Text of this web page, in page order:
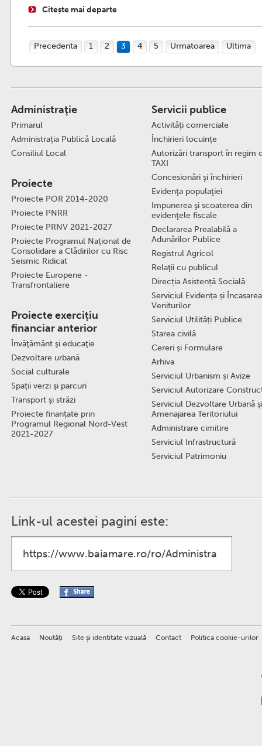
Citește mai departe
Precedenta 1 2 3 4 5 Urmatoarea Ultima
Administraţie
Primarul
Administrația Publică Locală
Consiliul Local
Proiecte
Proiecte POR 2014-2020
Proiecte PNRR
Proiecte PRNV 2021-2027
Proiecte Programul Național de
Consolidare a Clădirilor cu Risc
Seismic Ridicat
Proiecte Europene -
Transfrontaliere
Proiecte exercițiu
financiar anterior
Învăţământ şi educaţie
Dezvoltare urbană
Social culturale
Spaţii verzi şi parcuri
Transport şi străzi
Proiecte finanțate prin
Programul Regional Nord-Vest
2021-2027
Servicii publice
Activităţi comerciale
Închirieri locuințe
Autorizări transport în regim
TAXI
Concesionări şi închirieri
Evidenţa populaţiei
Impunerea şi scoaterea din
evidenţele fiscale
Declararea Prealabilă a
Adunărilor Publice
Registrul Agricol
Relaţii cu publicul
Direcția Asistență Socială
Serviciul Evidența și Încasarea
Veniturilor
Serviciul Utilități Publice
Starea civilă
Cereri și Formulare
Arhiva
Serviciul Urbanism și Avize
Serviciul Autorizare
Serviciul Dezvoltare Urbană și
Amenajarea Teritoriului
Administrare cimitire
Serviciul Infrastructură
Serviciul Patrimoniu
Link-ul acestei pagini este:
Acasa Noutăţi Site și identitate vizuală Contact Politica cookie-urilor